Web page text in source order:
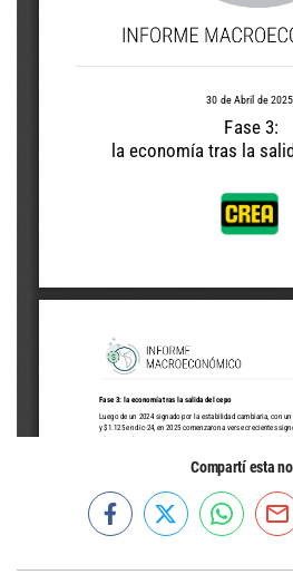
Compartí esta